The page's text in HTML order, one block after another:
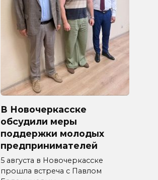
В Новочеркасске
обсудили меры
поддержки молодых
предпринимателей
5 августа в Новочеркасске
прошла встреча с Павлом